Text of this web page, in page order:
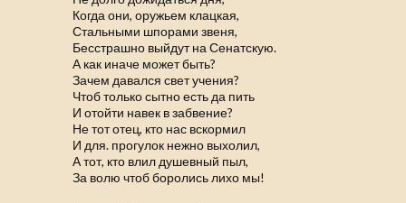
Когда они, оружьем клацкая,
Стальными шпорами звеня,
Бесстрашно выйдут на Сенатскую.
А как иначе может быть?
Зачем давался свет учения?
Чтоб только сытно есть да пить
И отойти навек в забвение?
Не тот отец, кто нас вскормил
И для. прогулок нежно выхолил,
А тот, кто влил душевный пыл,
За волю чтоб боролись лихо мы!